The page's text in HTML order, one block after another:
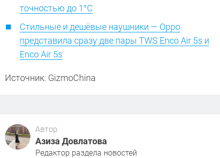
точностью до 1°C
Стильные и дешёвые наушники — Oppo
представила сразу две пары TWS Enco Air 5s и
Enco Air 5s
Источник: GizmoChina
Автор
Азиза Довлатова
Редактор раздела новостей